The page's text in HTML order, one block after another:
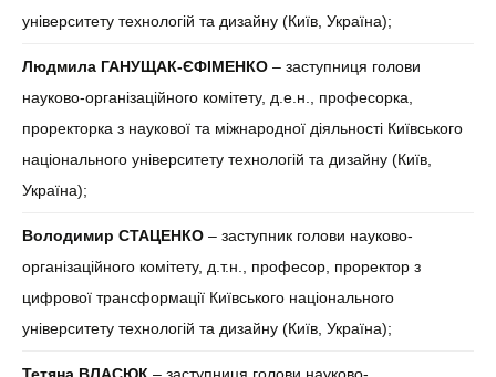
університету технологій та дизайну (Київ, Україна);
Людмила ГАНУЩАК-ЄФІМЕНКО – заступниця голови
науково-організаційного комітету, д.е.н., професорка,
проректорка з наукової та міжнародної діяльності Київського
національного університету технологій та дизайну (Київ,
Україна);
Володимир СТАЦЕНКО – заступник голови науково-
організаційного комітету, д.т.н., професор, проректор з
цифрової трансформації Київського національного
університету технологій та дизайну (Київ, Україна);